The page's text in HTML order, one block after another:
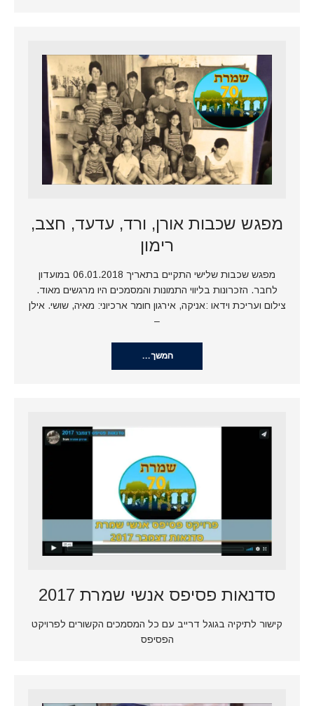
מפגש שכבות אורן, ורד, עדעד, חצב,
רימון
מפגש שכבות שלישי התקיים בתאריך 06.01.2018 במועדון
לחבר. הזכרונות בליווי התמונות והמסמכים היו מרגשים מאוד.
צילום ועריכת וידאו :אניקה, אירגון חומר ארכיוני: מאיה, שושי. אילן
–
המשך…
סדנאות פסיפס אנשי שמרת 2017
קישור לתיקיה בגוגל דרייב עם כל המסמכים הקשורים לפרויקט
הפסיפס